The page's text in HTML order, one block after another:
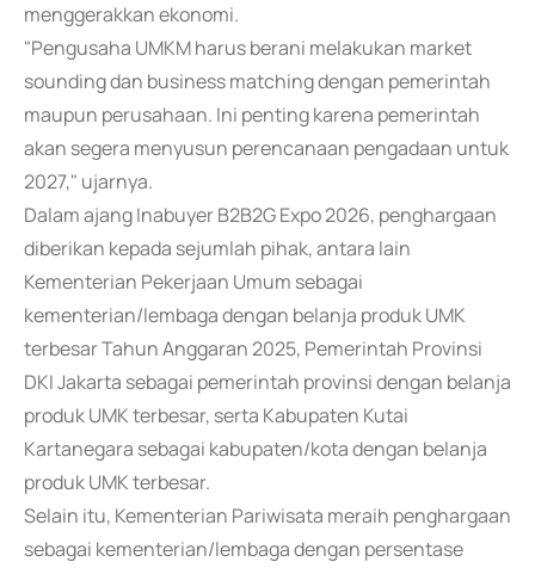
menggerakkan ekonomi.
"Pengusaha UMKM harus berani melakukan market
sounding dan business matching dengan pemerintah
maupun perusahaan. Ini penting karena pemerintah
akan segera menyusun perencanaan pengadaan untuk
2027," ujarnya.
Dalam ajang Inabuyer B2B2G Expo 2026, penghargaan
diberikan kepada sejumlah pihak, antara lain
Kementerian Pekerjaan Umum sebagai
kementerian/lembaga dengan belanja produk UMK
terbesar Tahun Anggaran 2025, Pemerintah Provinsi
DKI Jakarta sebagai pemerintah provinsi dengan belanja
produk UMK terbesar, serta Kabupaten Kutai
Kartanegara sebagai kabupaten/kota dengan belanja
produk UMK terbesar.
Selain itu, Kementerian Pariwisata meraih penghargaan
sebagai kementerian/lembaga dengan persentase